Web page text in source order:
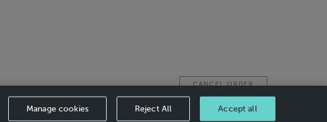
CANCEL ORDER
Manage cookies Reject All Accept all